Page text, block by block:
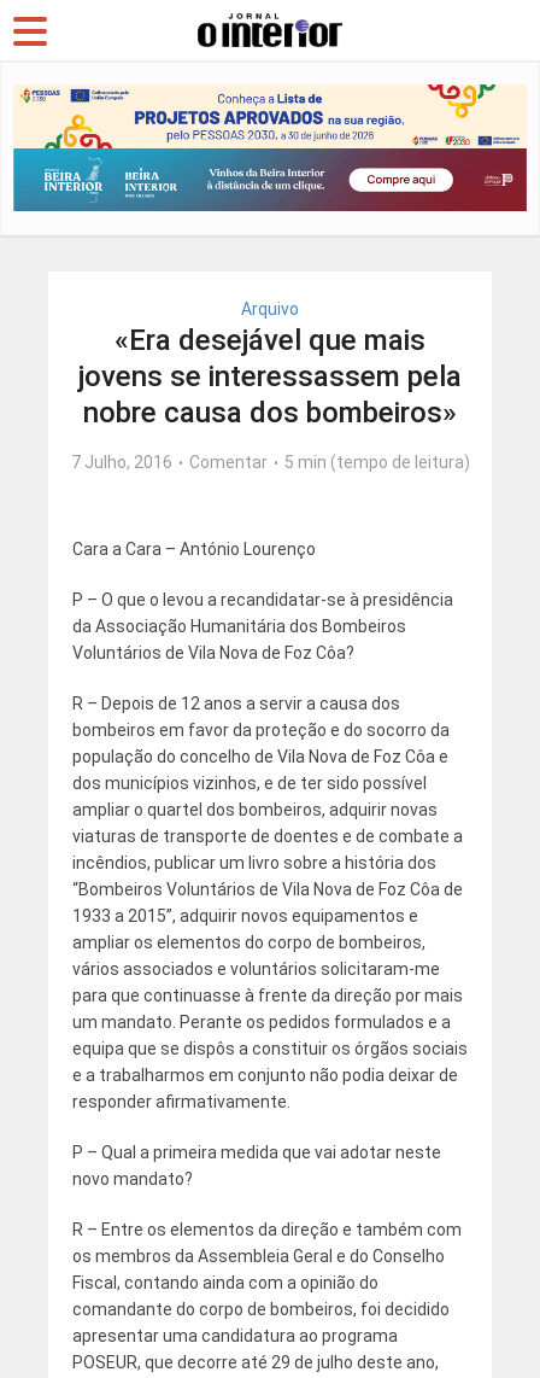
Arquivo
«Era desejável que mais
jovens se interessassem pela
nobre causa dos bombeiros»
7 Julho, 2016 Comentar 5 min (tempo de leitura)
Cara a Cara – António Lourenço
P – O que o levou a recandidatar-se à presidência
da Associação Humanitária dos Bombeiros
Voluntários de Vila Nova de Foz Côa?
R – Depois de 12 anos a servir a causa dos
bombeiros em favor da proteção e do socorro da
população do concelho de Vila Nova de Foz Côa e
dos municípios vizinhos, e de ter sido possível
ampliar o quartel dos bombeiros, adquirir novas
viaturas de transporte de doentes e de combate a
incêndios, publicar um livro sobre a história dos
“Bombeiros Voluntários de Vila Nova de Foz Côa de
1933 a 2015”, adquirir novos equipamentos e
ampliar os elementos do corpo de bombeiros,
vários associados e voluntários solicitaram-me
para que continuasse à frente da direção por mais
um mandato. Perante os pedidos formulados e a
equipa que se dispôs a constituir os órgãos sociais
e a trabalharmos em conjunto não podia deixar de
responder afirmativamente.
P – Qual a primeira medida que vai adotar neste
novo mandato?
R – Entre os elementos da direção e também com
os membros da Assembleia Geral e do Conselho
Fiscal, contando ainda com a opinião do
comandante do corpo de bombeiros, foi decidido
apresentar uma candidatura ao programa
POSEUR, que decorre até 29 de julho deste ano,